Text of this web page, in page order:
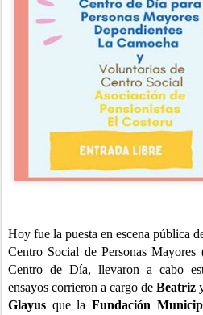
Hoy fue la puesta en escena pública
Centro Social de Personas
Centro de Día, llevaron a cabo
ensayos corrieron a cargo de Beatriz
Glayus que la Fundación